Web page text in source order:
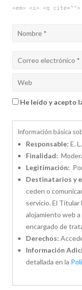
<em> <i> <q
He leído y acepto
Información básica
Responsable: E.
Finalidad:
Legitimación:
Destinatarios y
ceden o
servicio. El
alojamiento web
encargado de
Derechos:
Información
detallada en la